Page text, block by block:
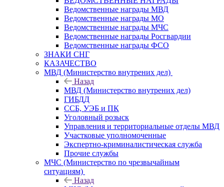
Ведомственные награды МВД
Ведомственные награды МО
Ведомственные награды МЧС
Ведомственные награды Росгвардии
Ведомственные награды ФСО
ЗНАКИ СНГ
КАЗАЧЕСТВО
МВД (Министерство внутрених дел)
Назад
МВД (Министерство внутрених дел)
ГИБДД
ССБ, УЭБ и ПК
Уголовный розыск
Управления и территориальные отделы МВД
Участковые уполномоченные
Экспертно-криминалистическая служба
Прочие службы
МЧС (Министерство по чрезвычайным
ситуациям)
Назад